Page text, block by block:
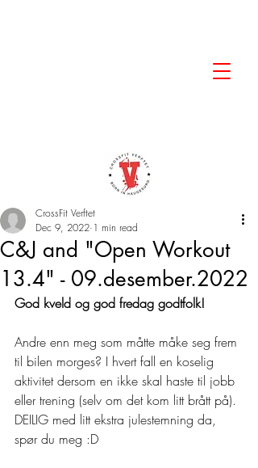
C&J and "Open Workout
13.4" - 09.desember.2022
CrossFit Verftet
Dec 9, 2022 1 min read
God kveld og god fredag godtfolk!
Andre enn meg som måtte måke seg frem
til bilen morges? I hvert fall en koselig
aktivitet dersom en ikke skal haste til jobb
eller trening (selv om det kom litt brått på).
DEILIG med litt ekstra julestemning da,
spør du meg :D